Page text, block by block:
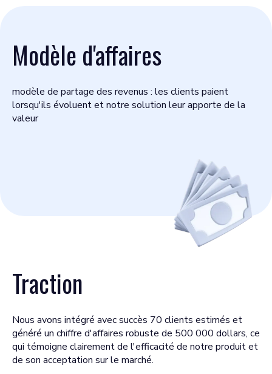
Modèle d'affaires
modèle de partage des revenus : les clients paient
lorsqu'ils évoluent et notre solution leur apporte de la
valeur
Traction
Nous avons intégré avec succès 70 clients estimés et
généré un chiffre d'affaires robuste de 500 000 dollars, ce
qui témoigne clairement de l'efficacité de notre produit et
de son acceptation sur le marché.